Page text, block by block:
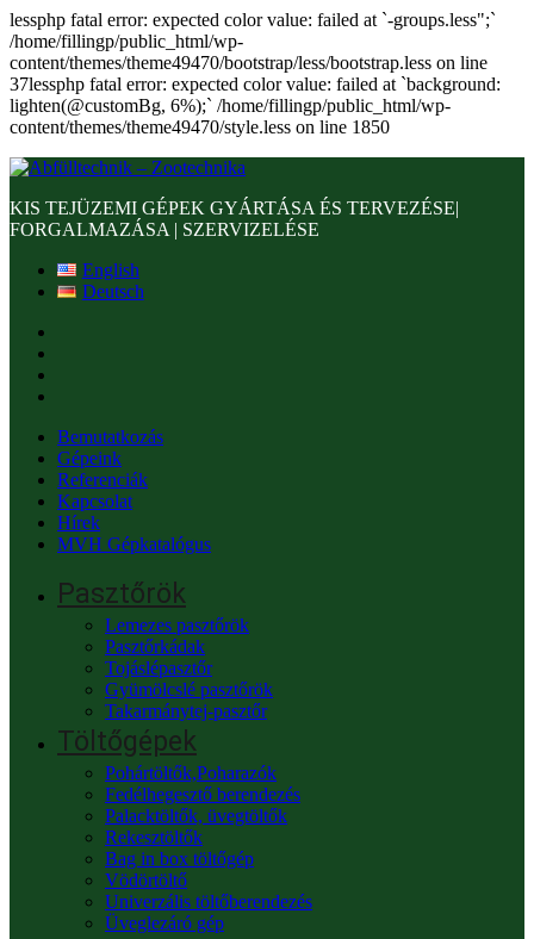
lessphp fatal error: expected color value: failed at `-groups.less";`
/home/fillingp/public_html/wp-
content/themes/theme49470/bootstrap/less/bootstrap.less on line
37lessphp fatal error: expected color value: failed at `background:
lighten(@customBg, 6%);` /home/fillingp/public_html/wp-
content/themes/theme49470/style.less on line 1850
KIS TEJÜZEMI GÉPEK GYÁRTÁSA ÉS TERVEZÉSE|
FORGALMAZÁSA | SZERVIZELÉSE
English
Deutsch
Bemutatkozás
Gépeink
Referenciák
Kapcsolat
Hírek
MVH Gépkatalógus
Pasztőrök
Lemezes pasztőrök
Pasztőrkádak
Tojáslépasztőr
Gyümölcslé pasztőrök
Takarmánytej-pasztőr
Töltőgépek
Pohártöltők,Poharazók
Fedélhegesztő berendezés
Palacktöltők, üvegtöltők
Rekesztöltők
Bag in box töltőgép
Vödörtöltő
Univerzális töltőberendezés
Üveglezáró gép